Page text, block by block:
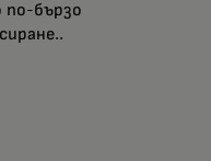
по-бързо